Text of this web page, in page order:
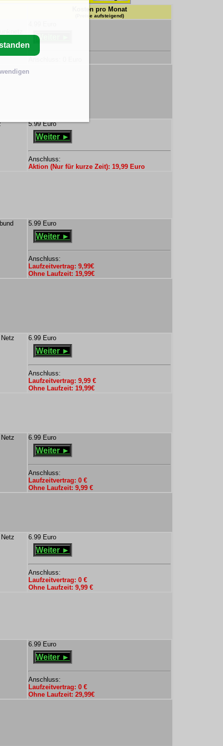
Kosten pro Monat
(Preise aufsteigend)
Weiter ►
5.99 Euro
Weiter ►
Anschluss:
Aktion (Nur für kurze Zeit): 19,99 Euro
5.99 Euro
Weiter ►
Anschluss:
Laufzeitvertrag: 9,99€
Ohne Laufzeit: 19,99€
6.99 Euro
Weiter ►
Anschluss:
Laufzeitvertrag: 9,99 €
Ohne Laufzeit: 19,99€
6.99 Euro
Weiter ►
Anschluss:
Laufzeitvertrag: 0 €
Ohne Laufzeit: 9,99 €
6.99 Euro
Weiter ►
Anschluss:
Laufzeitvertrag: 0 €
Ohne Laufzeit: 9,99 €
6.99 Euro
Weiter ►
Anschluss:
Laufzeitvertrag: 0 €
Ohne Laufzeit: 29,99€